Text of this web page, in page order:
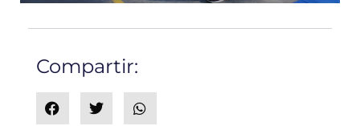
Compartir: